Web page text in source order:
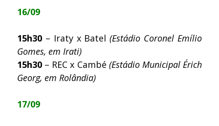
16/09
15h30 – Iraty x Batel(Estádio Coronel Emílio
Gomes, em Irati)
15h30 – REC x Cambé (Estádio Municipal Érich
Georg, em Rolândia)
17/09